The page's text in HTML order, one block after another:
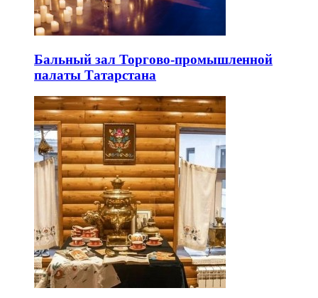
Бальный зал Торгово-промышленной
палаты Татарстана